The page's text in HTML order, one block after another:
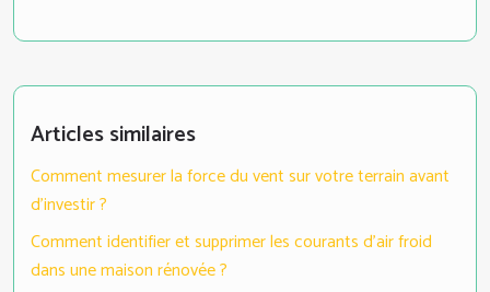
Articles similaires
Comment mesurer la force du vent sur votre terrain avant
d’investir ?
Comment identifier et supprimer les courants d’air froid
dans une maison rénovée ?